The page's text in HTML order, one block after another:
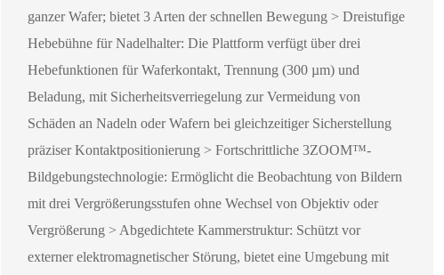
ganzer Wafer; bietet 3 Arten der schnellen Bewegung > Dreistufige
Hebebühne für Nadelhalter: Die Plattform verfügt über drei
Hebefunktionen für Waferkontakt, Trennung (300 µm) und
Beladung, mit Sicherheitsverriegelung zur Vermeidung von
Schäden an Nadeln oder Wafern bei gleichzeitiger Sicherstellung
präziser Kontaktpositionierung > Fortschrittliche 3ZOOM™-
Bildgebungstechnologie: Ermöglicht die Beobachtung von Bildern
mit drei Vergrößerungsstufen ohne Wechsel von Objektiv oder
Vergrößerung > Abgedichtete Kammerstruktur: Schützt vor
externer elektromagnetischer Störung, bietet eine Umgebung mit